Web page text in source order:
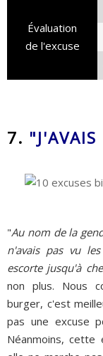
Évaluation
de l'excuse
7.
"Au nom de la
n'avais pas vu
escorte jusqu'à
non plus. Nous
burger, c'est
pas une excuse
Néanmoins,